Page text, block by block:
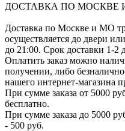
ДОСТАВКА ПО МОСКВЕ
Доставка по Москве и МО
осуществляется до двери
до 21:00. Срок доставки 1-2
Оплатить заказ можно
получении, либо
нашего интернет-магазина
При сумме заказа от 5000
бесплатно.
При сумме заказа до 5000
- 500 руб.